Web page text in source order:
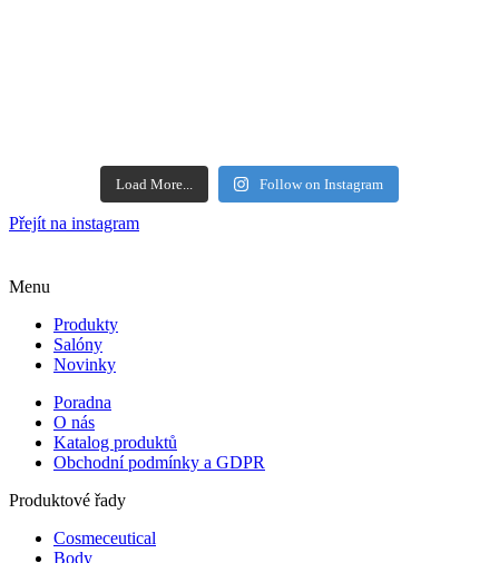
Load More... Follow on Instagram
Přejít na instagram
Menu
Produkty
Salóny
Novinky
Poradna
O nás
Katalog produktů
Obchodní podmínky a GDPR
Produktové řady
Cosmeceutical
Body